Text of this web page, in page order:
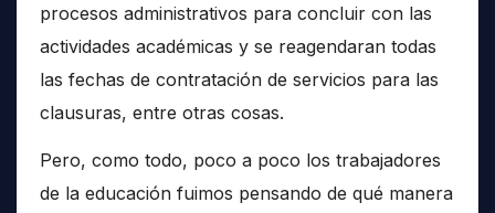
procesos administrativos para concluir con las
actividades académicas y se reagendaran todas
las fechas de contratación de servicios para las
clausuras, entre otras cosas.
Pero, como todo, poco a poco los trabajadores
de la educación fuimos pensando de qué manera